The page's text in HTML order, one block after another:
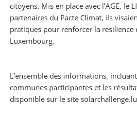
citoyens. Mis en place avec l’AGE, le
partenaires du Pacte Climat, ils
pratiques pour renforcer la résilience
Luxembourg.
L’ensemble des informations,
communes participantes et les
disponible sur le site